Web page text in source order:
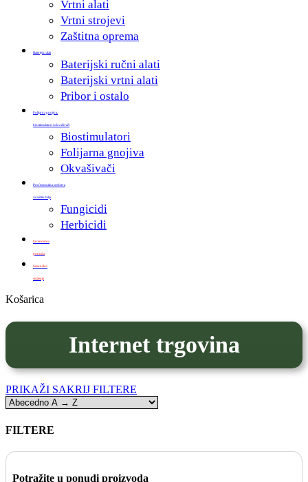
Vrtni alati
Vrtni strojevi
Zaštitna oprema
Baterijski alati
Baterijski ručni alati
Baterijski vrtni alati
Pribor i ostalo
Folijarna gnojiva,
biostimulatori i okvašivači
Biostimulatori
Folijarna gnojiva
Okvašivači
Profesionalna sredstva
za zaštitu bilja
Fungicidi
Herbicidi
Izvanredna
ponuda
Sezonsko
sniženje
Košarica
Internet trgovina
PRIKAŽI SAKRIJ FILTERE
FILTERE
Zatvori
Potražite u ponudi proizvoda